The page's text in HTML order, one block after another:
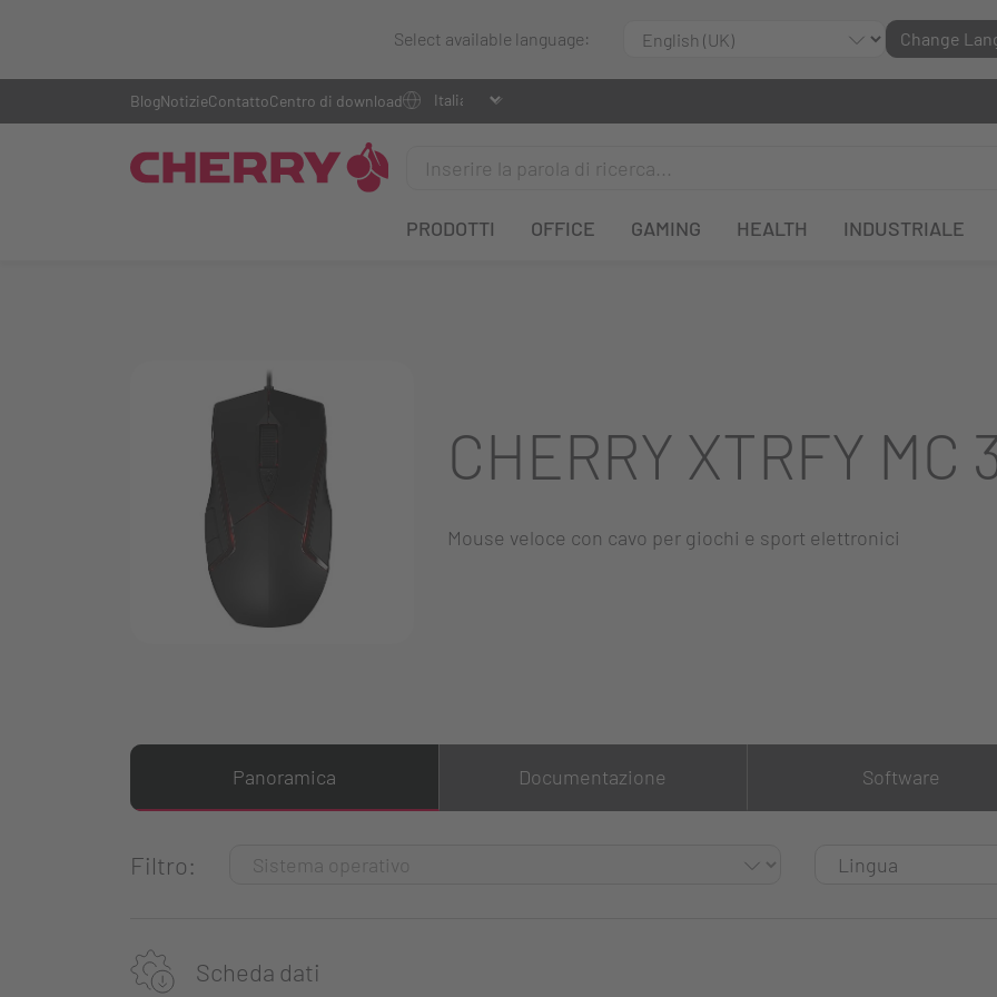
Select available language: Change
PRODOTTI OFFICE GAMING HEALTH INDUSTRIALE
BlogNotizieContattoCentro di download
CHERRY XTRFY MC
Mouse veloce con cavo per giochi e sport elettronici
Panoramica Documentazione Software
Filtro:
Scheda dati